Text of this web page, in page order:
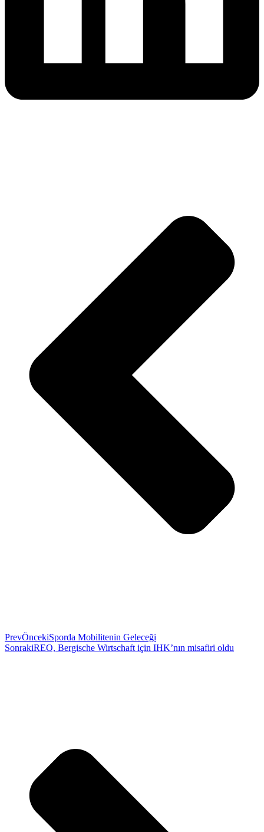
PrevÖncekiSporda Mobilitenin Geleceği
SonrakiREO, Bergische Wirtschaft için IHK’nın misafiri oldu